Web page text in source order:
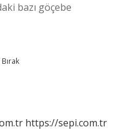
bazı göçebe
https://sepi.com.tr